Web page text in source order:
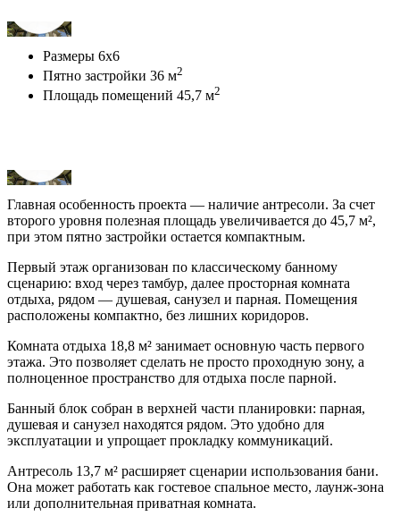
Размеры 6х6
Пятно застройки 36 м2
Площадь помещений 45,7 м2
Главная особенность проекта — наличие антресоли. За счет
второго уровня полезная площадь увеличивается до 45,7 м²,
при этом пятно застройки остается компактным.
Первый этаж организован по классическому банному
сценарию: вход через тамбур, далее просторная комната
отдыха, рядом — душевая, санузел и парная. Помещения
расположены компактно, без лишних коридоров.
Комната отдыха 18,8 м² занимает основную часть первого
этажа. Это позволяет сделать не просто проходную зону, а
полноценное пространство для отдыха после парной.
Банный блок собран в верхней части планировки: парная,
душевая и санузел находятся рядом. Это удобно для
эксплуатации и упрощает прокладку коммуникаций.
Антресоль 13,7 м² расширяет сценарии использования бани.
Она может работать как гостевое спальное место, лаунж-зона
или дополнительная приватная комната.